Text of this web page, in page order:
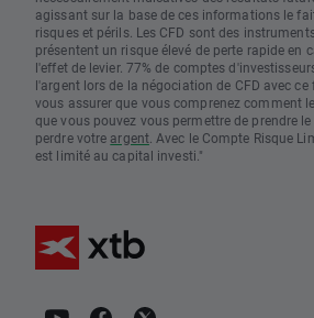
agissant sur la base de ces informations le
risques et périls. Les CFD sont des
présentent un risque élevé de perte rapide en
l'effet de levier. 77% de comptes
l'argent lors de la négociation de CFD avec
vous assurer que vous comprenez comment
que vous pouvez vous permettre de prendre
perdre votre argent. Avec le Compte Risque
est limité au capital investi."